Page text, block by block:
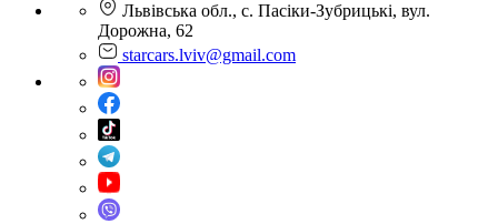
Львівська обл., с. Пасіки-Зубрицькі, вул.
Дорожна, 62
starcars.lviv@gmail.com